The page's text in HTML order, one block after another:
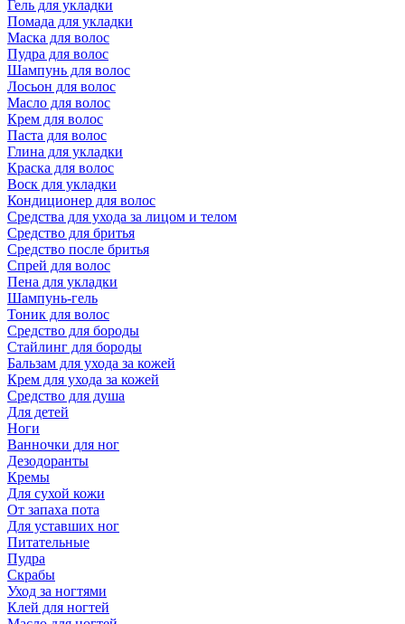
Гель для укладки
Помада для укладки
Маска для волос
Пудра для волос
Шампунь для волос
Лосьон для волос
Масло для волос
Крем для волос
Паста для волос
Глина для укладки
Краска для волос
Воск для укладки
Кондиционер для волос
Средства для ухода за лицом и телом
Средство для бритья
Средство после бритья
Спрей для волос
Пена для укладки
Шампунь-гель
Тоник для волос
Средство для бороды
Стайлинг для бороды
Бальзам для ухода за кожей
Крем для ухода за кожей
Средство для душа
Для детей
Ноги
Ванночки для ног
Дезодоранты
Кремы
Для сухой кожи
От запаха пота
Для уставших ног
Питательные
Пудра
Скрабы
Уход за ногтями
Клей для ногтей